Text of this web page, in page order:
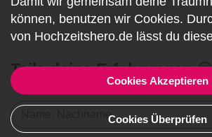
Teile deine Erfahrungen
Name, Nachname
können, benutzen wir Cookies.
von Hochzeitshero.de lässt du
Cookies Akzeptieren
Cookies Überprüfen